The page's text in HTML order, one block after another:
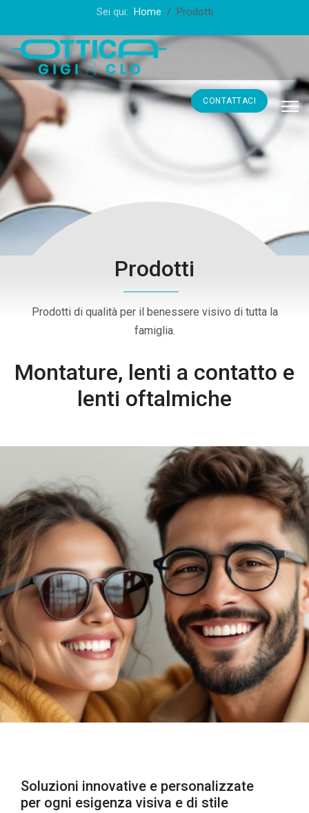
Sei qui: Home Prodotti
CONTATTACI
Prodotti
Prodotti di qualità per il benessere visivo di tutta la
famiglia.
Montature, lenti a contatto e
lenti oftalmiche
Soluzioni innovative e personalizzate
per ogni esigenza visiva e di stile